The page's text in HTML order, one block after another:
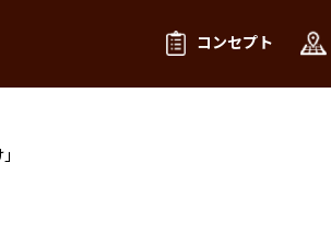
コンセプト